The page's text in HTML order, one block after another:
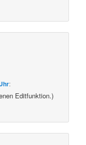
:
Editfunktion.)